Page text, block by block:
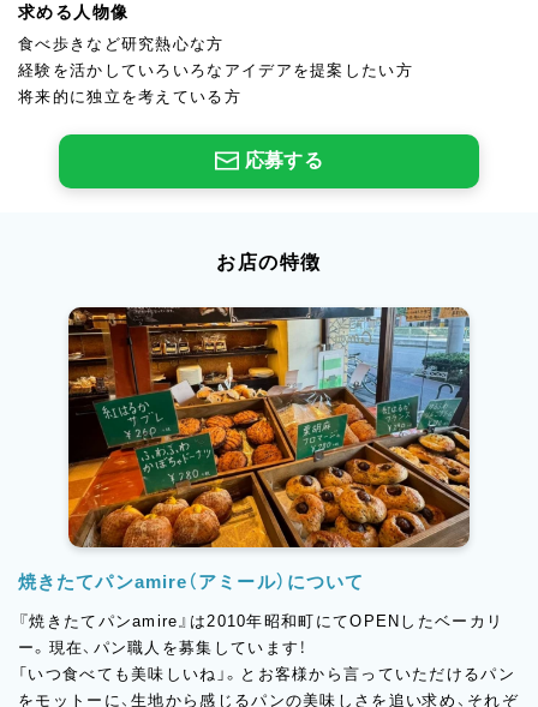
求める人物像
食べ歩きなど研究熱心な方
経験を活かしていろいろなアイデアを提案したい方
将来的に独立を考えている方
応募する
お店の特徴
焼きたてパンamire（アミール）について
『焼きたてパンamire』は2010年昭和町にてOPENしたベーカリ
ー。現在、パン職人を募集しています！
「いつ食べても美味しいね」。とお客様から言っていただけるパン
をモットーに、生地から感じるパンの美味しさを追い求め、それぞ